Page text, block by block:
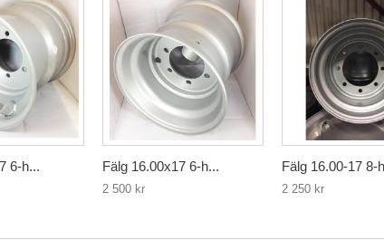
6-h... Fälg 16.00x17 6-h...
2 500 kr
Fälg 16.00-17 8-
2 250 kr